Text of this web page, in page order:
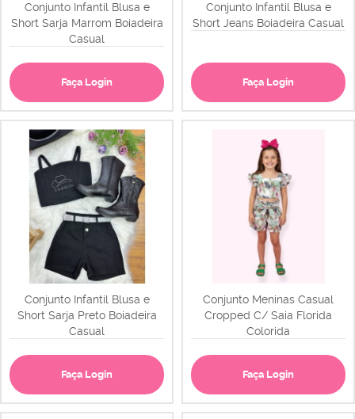
Conjunto Infantil Blusa e
Short Sarja Marrom Boiadeira
Casual
Faça Login
Conjunto Infantil Blusa e
Short Jeans Boiadeira Casual
Faça Login
Conjunto Infantil Blusa e
Short Sarja Preto Boiadeira
Casual
Faça Login
Conjunto Meninas Casual
Cropped C/ Saia Florida
Colorida
Faça Login